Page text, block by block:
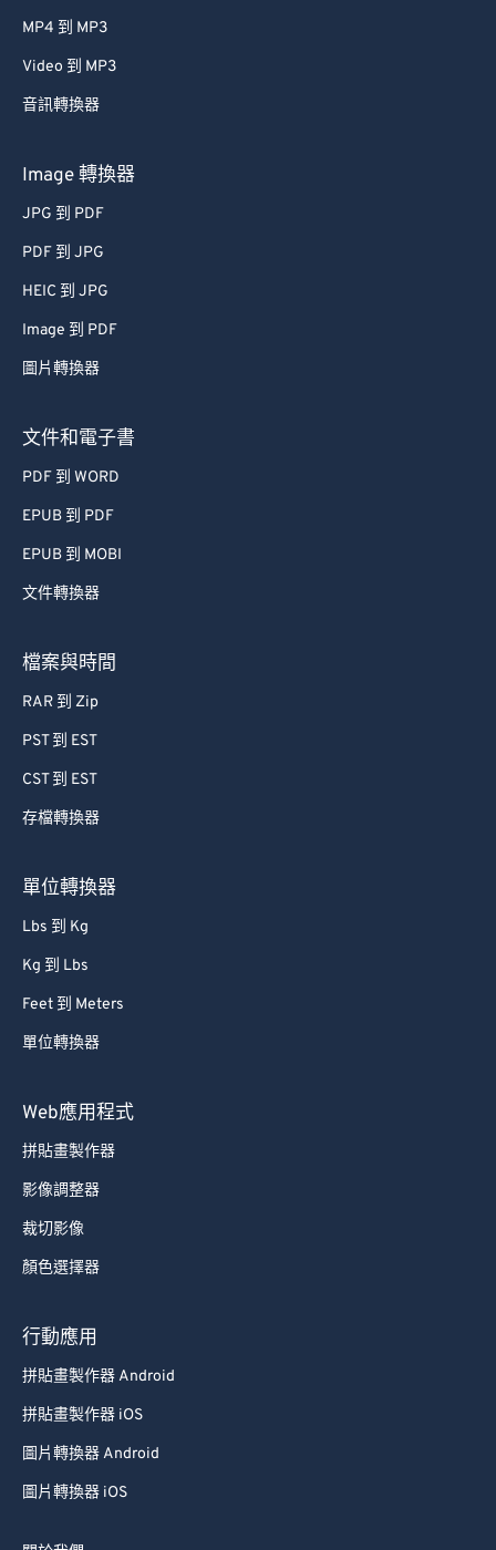
MP4 到 MP3
Video 到 MP3
音訊轉換器
Image 轉換器
JPG 到 PDF
PDF 到 JPG
HEIC 到 JPG
Image 到 PDF
圖片轉換器
文件和電子書
PDF 到 WORD
EPUB 到 PDF
EPUB 到 MOBI
文件轉換器
檔案與時間
RAR 到 Zip
PST 到 EST
CST 到 EST
存檔轉換器
單位轉換器
Lbs 到 Kg
Kg 到 Lbs
Feet 到 Meters
單位轉換器
Web應用程式
拼貼畫製作器
影像調整器
裁切影像
顏色選擇器
行動應用
拼貼畫製作器 Android
拼貼畫製作器 iOS
圖片轉換器 Android
圖片轉換器 iOS